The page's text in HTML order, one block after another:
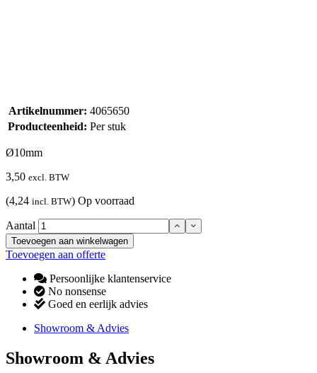
Artikelnummer: 4065650
Producteenheid: Per stuk
Ø10mm
3,50 excl. BTW
(4,24 incl. BTW) Op voorraad
Aantal
Toevoegen aan winkelwagen
Toevoegen aan offerte
Persoonlijke klantenservice
No nonsense
Goed en eerlijk advies
Showroom & Advies
Showroom & Advies